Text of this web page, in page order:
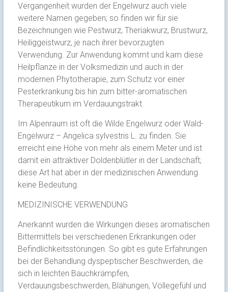
Vergangenheit wurden der Engelwurz auch viele
weitere Namen gegeben; so finden wir für sie
Bezeichnungen wie Pestwurz, Theriakwurz, Brustwurz,
Heiliggeistwurz, je nach ihrer bevorzugten
Verwendung. Zur Anwendung kommt und kam diese
Heilpflanze in der Volksmedizin und auch in der
modernen Phytotherapie, zum Schutz vor einer
Pesterkrankung bis hin zum bitter-aromatischen
Therapeutikum im Verdauungstrakt.
Im Alpenraum ist oft die Wilde Engelwurz oder Wald-
Engelwurz – Angelica sylvestris L. zu finden. Sie
erreicht eine Höhe von mehr als einem Meter und ist
damit ein attraktiver Doldenblütler in der Landschaft;
diese Art hat aber in der medizinischen Anwendung
keine Bedeutung.
MEDIZINISCHE VERWENDUNG
Anerkannt wurden die Wirkungen dieses aromatischen
Bittermittels bei verschiedenen Erkrankungen oder
Befindlichkeitsstörungen. So gibt es gute Erfahrungen
bei der Behandlung dyspeptischer Beschwerden, die
sich in leichten Bauchkrämpfen,
Verdauungsbeschwerden, Blähungen, Völlegefühl und